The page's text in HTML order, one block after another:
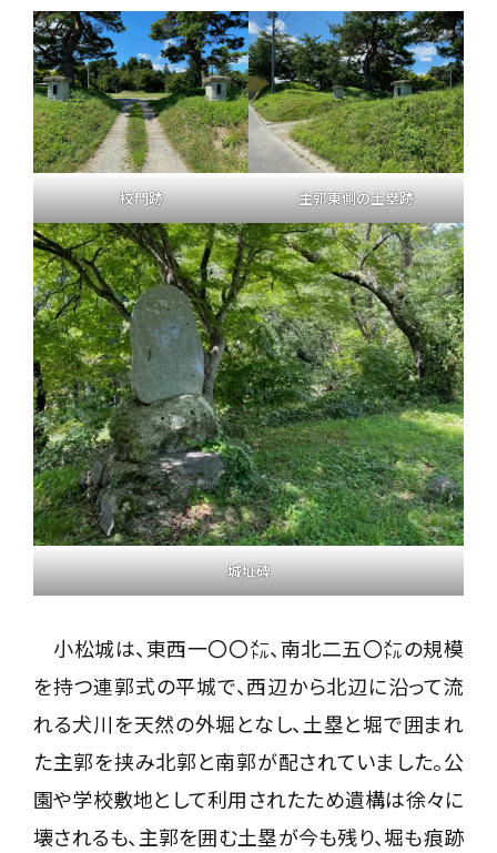
校門跡 主郭東側の土塁跡
城址碑
小松城は、東西一〇〇㍍、南北二五〇㍍の規模
を持つ連郭式の平城で、西辺から北辺に沿って流
れる犬川を天然の外堀となし、土塁と堀で囲まれ
た主郭を挟み北郭と南郭が配されていました。公
園や学校敷地として利用されたため遺構は徐々に
壊されるも、主郭を囲む土塁が今も残り、堀も痕跡